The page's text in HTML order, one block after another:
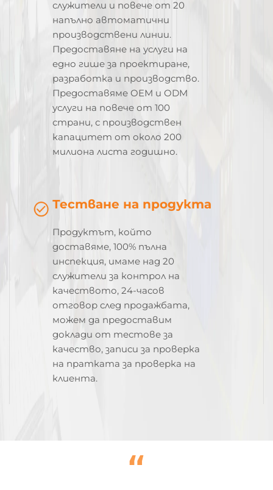
служители и повече от 20
напълно автоматични
производствени линии.
Предоставяне на услуги на
едно гише за проектиране,
разработка и производство.
Предоставяме OEM и ODM
услуги на повече от 100
страни, с производствен
капацитет от около 200
милиона листа годишно.
Тестване на продукта
Продуктът, който
доставяме, 100% пълна
инспекция, имаме над 20
служители за контрол на
качеството, 24-часов
отговор след продажбата,
можем да предоставим
доклади от тестове за
качество, записи за проверка
на пратката за проверка на
клиента.
“